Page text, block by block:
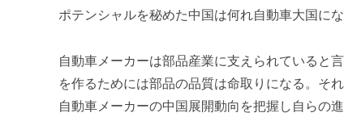
資
機
構
(
ポテンシャルを秘めた中国は何れ自動車大国に
自動車メーカーは部品産業に支えられていると
を作るためには部品の品質は命取りになる。そ
自動車メーカーの中国展開動向を把握し自らの